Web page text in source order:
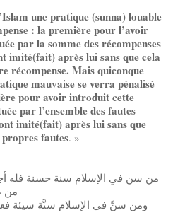
une pratique (sunna) louable
: la première pour l’avoir
par la somme des récompenses
imité(fait) après lui sans que cela
récompense. Mais quiconque
mauvaise se verra pénalisé
pour avoir introduit cette
par l’ensemble des fautes
imité(fait) après lui sans que
fautes. »
من سن في الإسلام سنة حسنة فله
من
ومن سنَّ في الإسلام سنَّة سيئة